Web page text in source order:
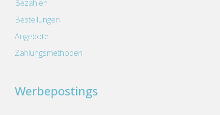
Bezahlen
Bestellungen
Angebote
Zahlungsmethoden
Werbepostings